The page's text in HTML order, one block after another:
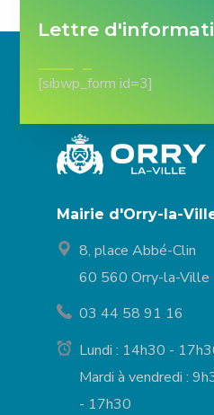
Lettre
[sibwp_form id=3]
Mairie d'Orry-la-
8, place Abbé-Clin
60 560 Orry-la-Ville
03 44 58 91 16
Lundi : 14h30 -
Mardi à vendredi :
- 17h30